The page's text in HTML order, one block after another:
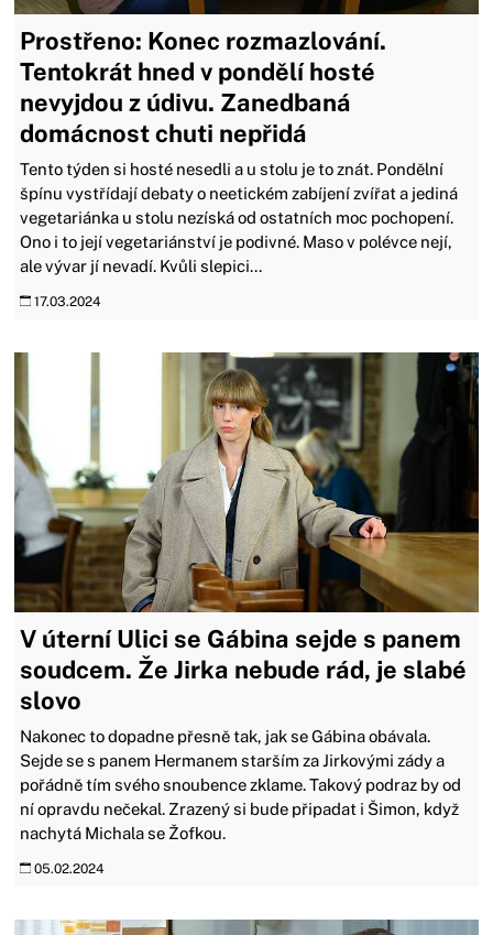
Prostřeno: Konec rozmazlování.
Tentokrát hned v pondělí hosté
nevyjdou z údivu. Zanedbaná
domácnost chuti nepřidá
Tento týden si hosté nesedli a u stolu je to znát. Pondělní
špínu vystřídají debaty o neetickém zabíjení zvířat a jediná
vegetariánka u stolu nezíská od ostatních moc pochopení.
Ono i to její vegetariánství je podivné. Maso v polévce nejí,
ale vývar jí nevadí. Kvůli slepici...
17.03.2024
V úterní Ulici se Gábina sejde s panem
soudcem. Že Jirka nebude rád, je slabé
slovo
Nakonec to dopadne přesně tak, jak se Gábina obávala.
Sejde se s panem Hermanem starším za Jirkovými zády a
pořádně tím svého snoubence zklame. Takový podraz by od
ní opravdu nečekal. Zrazený si bude připadat i Šimon, když
nachytá Michala se Žofkou.
05.02.2024